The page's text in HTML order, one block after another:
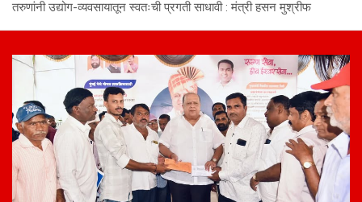
तरुणांनी उद्योग-व्यवसायातून स्वतःची प्रगती साधावी : मंत्री हसन मुश्रीफ